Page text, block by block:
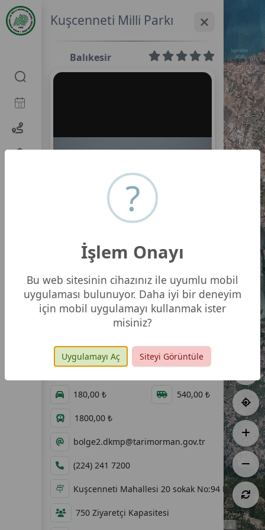
Kuşcenneti Milli Parkı
Balıkesir
17.058,37 ha
08:30 - 18:00 60,00 ₺
60,00 ₺ 120,00 ₺
180,00 ₺ 540,00 ₺
1800,00 ₺
bolge2.dkmp@tarimorman.gov.tr
(224) 241 7200
Kuşcenneti Mahallesi 20 sokak No:94 Bandırma
750 Ziyaretçi Kapasitesi
?
İşlem Onayı
Bu web sitesinin cihazınız ile uyumlu mobil
uygulaması bulunuyor. Daha iyi bir deneyim
için mobil uygulamayı kullanmak ister
misiniz?
Uygulamayı Aç Siteyi Görüntüle